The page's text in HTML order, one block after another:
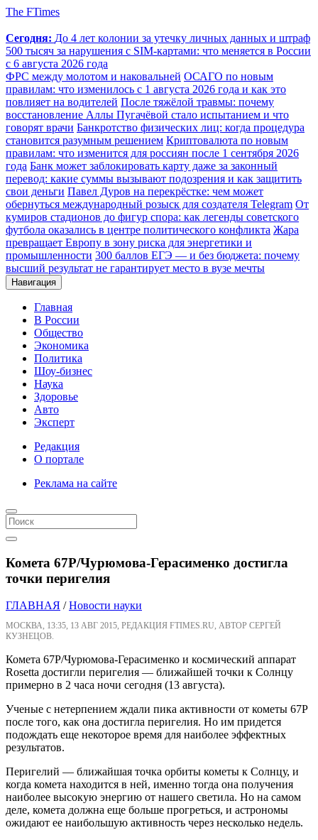
The FTimes
Сегодня: До 4 лет колонии за утечку личных данных и штраф
500 тысяч за нарушения с SIM-картами: что меняется в России
с 6 августа 2026 года
ФРС между молотом и наковальней ОСАГО по новым
правилам: что изменилось с 1 августа 2026 года и как это
повлияет на водителей После тяжёлой травмы: почему
восстановление Аллы Пугачёвой стало испытанием и что
говорят врачи Банкротство физических лиц: когда процедура
становится разумным решением Криптовалюта по новым
правилам: что изменится для россиян после 1 сентября 2026
года Банк может заблокировать карту даже за законный
перевод: какие суммы вызывают подозрения и как защитить
свои деньги Павел Дуров на перекрёстке: чем может
обернуться международный розыск для создателя Telegram От
кумиров стадионов до фигур спора: как легенды советского
футбола оказались в центре политического конфликта Жара
превращает Европу в зону риска для энергетики и
промышленности 300 баллов ЕГЭ — и без бюджета: почему
высший результат не гарантирует место в вузе мечты
Навигация
Главная
В России
Общество
Экономика
Политика
Шоу-бизнес
Наука
Здоровье
Авто
Эксперт
Редакция
О портале
Реклама на сайте
Комета 67P/Чурюмова-Герасименко достигла
точки перигелия
ГЛАВНАЯ /Новости науки
МОСКВА, 13:35, 13 АВГ 2015, РЕДАКЦИЯ FTIMES.RU, АВТОР СЕРГЕЙ
КУЗНЕЦОВ.
Комета 67P/Чурюмова-Герасименко и космический аппарат
Rosetta достигли перигелия — ближайшей точки к Солнцу
примерно в 2 часа ночи сегодня (13 августа).
Ученые с нетерпением ждали пика активности от кометы 67Р
после того, как она достигла перигелия. Но им придется
подождать еще некоторое время для наиболее эффектных
результатов.
Перигелий — ближайшая точка орбиты кометы к Солнцу, и
когда комета находится в ней, именно тогда она получения
наиболее высокую энергию от нашего светила. Но на самом
деле, комета должна еще больше прогреться, и астрономы
ожидают ее наибольшую активность через несколько недель.